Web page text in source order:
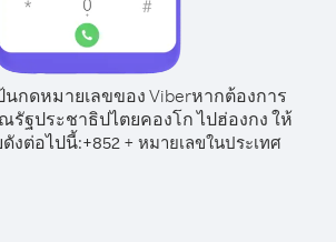
กดหมายเลขของ Viberหากต้องการ
รัฐประชาธิปไตยคองโก ไปฮ่องกง ให้
ดังต่อไปนี้:+852+ หมายเลขในประเทศ